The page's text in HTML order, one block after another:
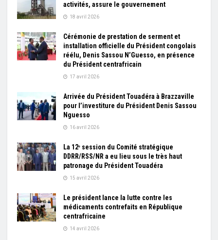
activités, assure le gouvernement
18 avril 2026
Cérémonie de prestation de serment et
installation officielle du Président congolais
réélu, Denis Sassou N’Guesso, en présence
du Président centrafricain
17 avril 2026
Arrivée du Président Touadéra à Brazzaville
pour l’investiture du Président Denis Sassou
Nguesso
16 avril 2026
La 12ᵉ session du Comité stratégique
DDRR/RSS/NR a eu lieu sous le très haut
patronage du Président Touadéra
15 avril 2026
Le président lance la lutte contre les
médicaments contrefaits en République
centrafricaine
14 avril 2026